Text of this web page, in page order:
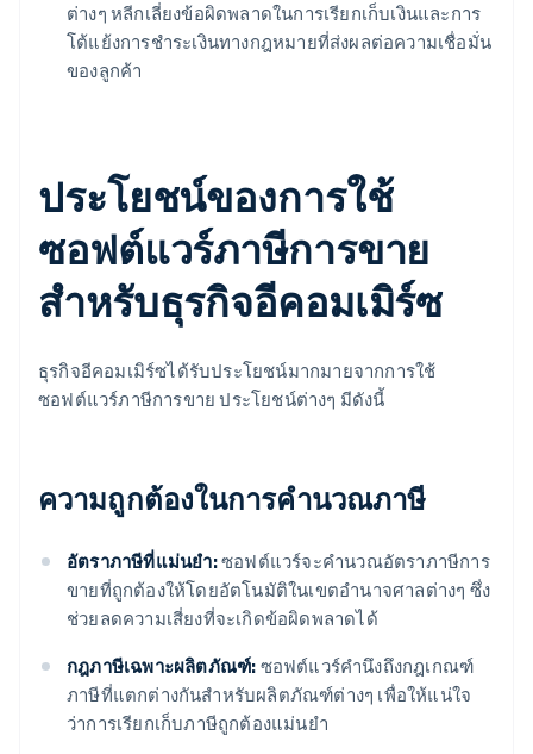
ต่างๆ หลีกเลี่ยงข้อผิดพลาดในการเรียกเก็บเงินและการ
โต้แย้งการชําระเงินทางกฎหมายที่ส่งผลต่อความเชื่อมั่น
ของลูกค้า
ประโยชน์ของการใช้
ซอฟต์แวร์ภาษีการขาย
สําหรับธุรกิจอีคอมเมิร์ซ
ธุรกิจอีคอมเมิร์ซได้รับประโยชน์มากมายจากการใช้
ซอฟต์แวร์ภาษีการขาย ประโยชน์ต่างๆ มีดังนี้
ความถูกต้องในการคํานวณภาษี
อัตราภาษีที่แม่นยํา:ซอฟต์แวร์จะคํานวณอัตราภาษีการ
ขายที่ถูกต้องให้โดยอัตโนมัติในเขตอํานาจศาลต่างๆ ซึ่ง
ช่วยลดความเสี่ยงที่จะเกิดข้อผิดพลาดได้
กฎภาษีเฉพาะผลิตภัณฑ์: ซอฟต์แวร์คำนึงถึงกฎเกณฑ์
ภาษีที่แตกต่างกันสำหรับผลิตภัณฑ์ต่างๆ เพื่อให้แน่ใจ
ว่าการเรียกเก็บภาษีถูกต้องแม่นยำ